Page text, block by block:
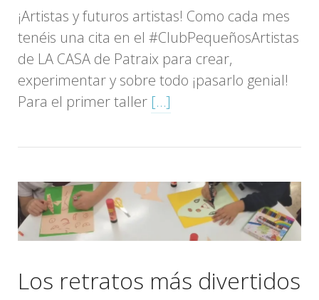
¡Artistas y futuros artistas! Como cada mes
tenéis una cita en el #ClubPequeñosArtistas
de LA CASA de Patraix para crear,
experimentar y sobre todo ¡pasarlo genial!
Para el primer taller […]
Los retratos más divertidos